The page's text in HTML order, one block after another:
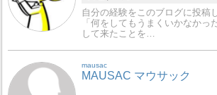
自分の経験をこのブログに投稿
「何をしてもうまくいかなかっ
して来たことを…
mausac
MAUSAC マウサック